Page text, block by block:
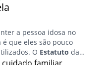
a pessoa idosa no
que eles são pouco
O Estatuto da